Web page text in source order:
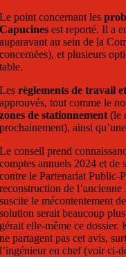
Le point concernant les
Capucines est reporté. Il a
auparavant au sein de la
concernées), et plusieurs
table.
Lesrèglements de travail
approuvés, tout comme le
zones de stationnement (le
prochainement), ainsi
Le conseil prend
comptes annuels 2024 et de
contre le Partenariat Public-
reconstruction de
suscite le mécontentement
solution serait beaucoup
gérait elle-même ce
ne partagent pas cet avis,
l’ingénieur en chef (voir ci-